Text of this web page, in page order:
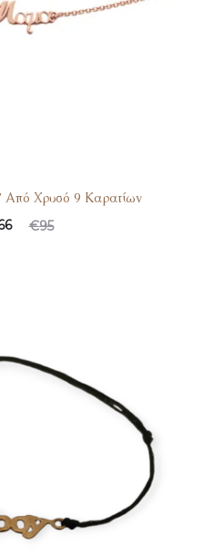
Από Χρυσό 9 Καρατίων
€95